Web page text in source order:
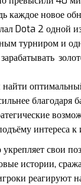
каждое новое
Dota 2 одной
турниром и
интереса
свои
истории,
реагируют